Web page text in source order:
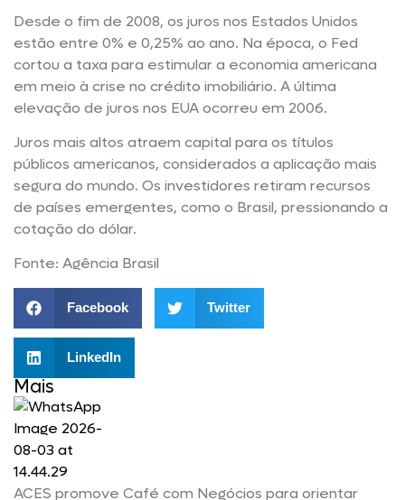
Desde o fim de 2008, os juros nos Estados Unidos
estão entre 0% e 0,25% ao ano. Na época, o Fed
cortou a taxa para estimular a economia americana
em meio à crise no crédito imobiliário. A última
elevação de juros nos EUA ocorreu em 2006.
Juros mais altos atraem capital para os títulos
públicos americanos, considerados a aplicação mais
segura do mundo. Os investidores retiram recursos
de países emergentes, como o Brasil, pressionando a
cotação do dólar.
Fonte: Agência Brasil
Facebook Twitter
LinkedIn
Mais
ACES promove Café com Negócios para orientar